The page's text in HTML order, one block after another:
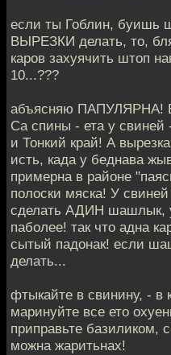
если ты Гоблин, буишь
ВЫРЕЗКИ делать, то,
каров захуячить штоп
10...???
абъясняю ПАПУЛЯРНА!
Са спины - ета у свиней
и Тонкий край! А
исть, када у беднава
примерна в районе
полоски мяска! У
сделать АДИН шашлык,
паболее! так что адна
сытый падонак! если
делать...
фтыкайте в свинину, - в
маринуйте все ето
приправьте базиликом,
можна жаритьнах!